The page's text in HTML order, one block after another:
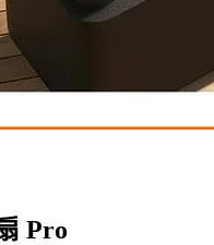
Pro